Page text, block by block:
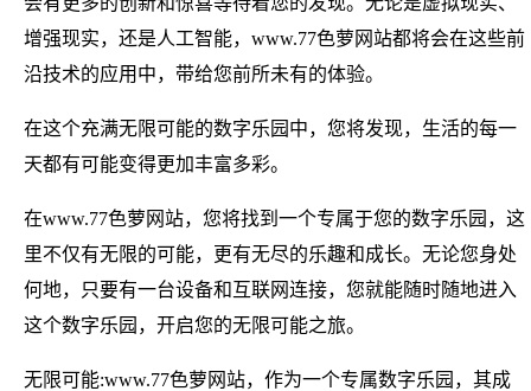
增强现实，还是人工智能，www.77色萝网站都将会在这些前
沿技术的应用中，带给您前所未有的体验。
在这个充满无限可能的数字乐园中，您将发现，生活的每一
天都有可能变得更加丰富多彩。
在www.77色萝网站，您将找到一个专属于您的数字乐园，这
里不仅有无限的可能，更有无尽的乐趣和成长。无论您身处
何地，只要有一台设备和互联网连接，您就能随时随地进入
这个数字乐园，开启您的无限可能之旅。
无限可能:www.77色萝网站，作为一个专属数字乐园，其成